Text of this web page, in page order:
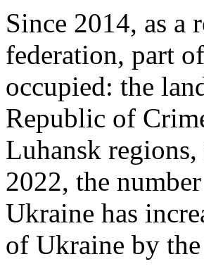
Since 2014, as a
federation, part
occupied: the
Republic of
Luhansk
2022, the
Ukraine has
of Ukraine by